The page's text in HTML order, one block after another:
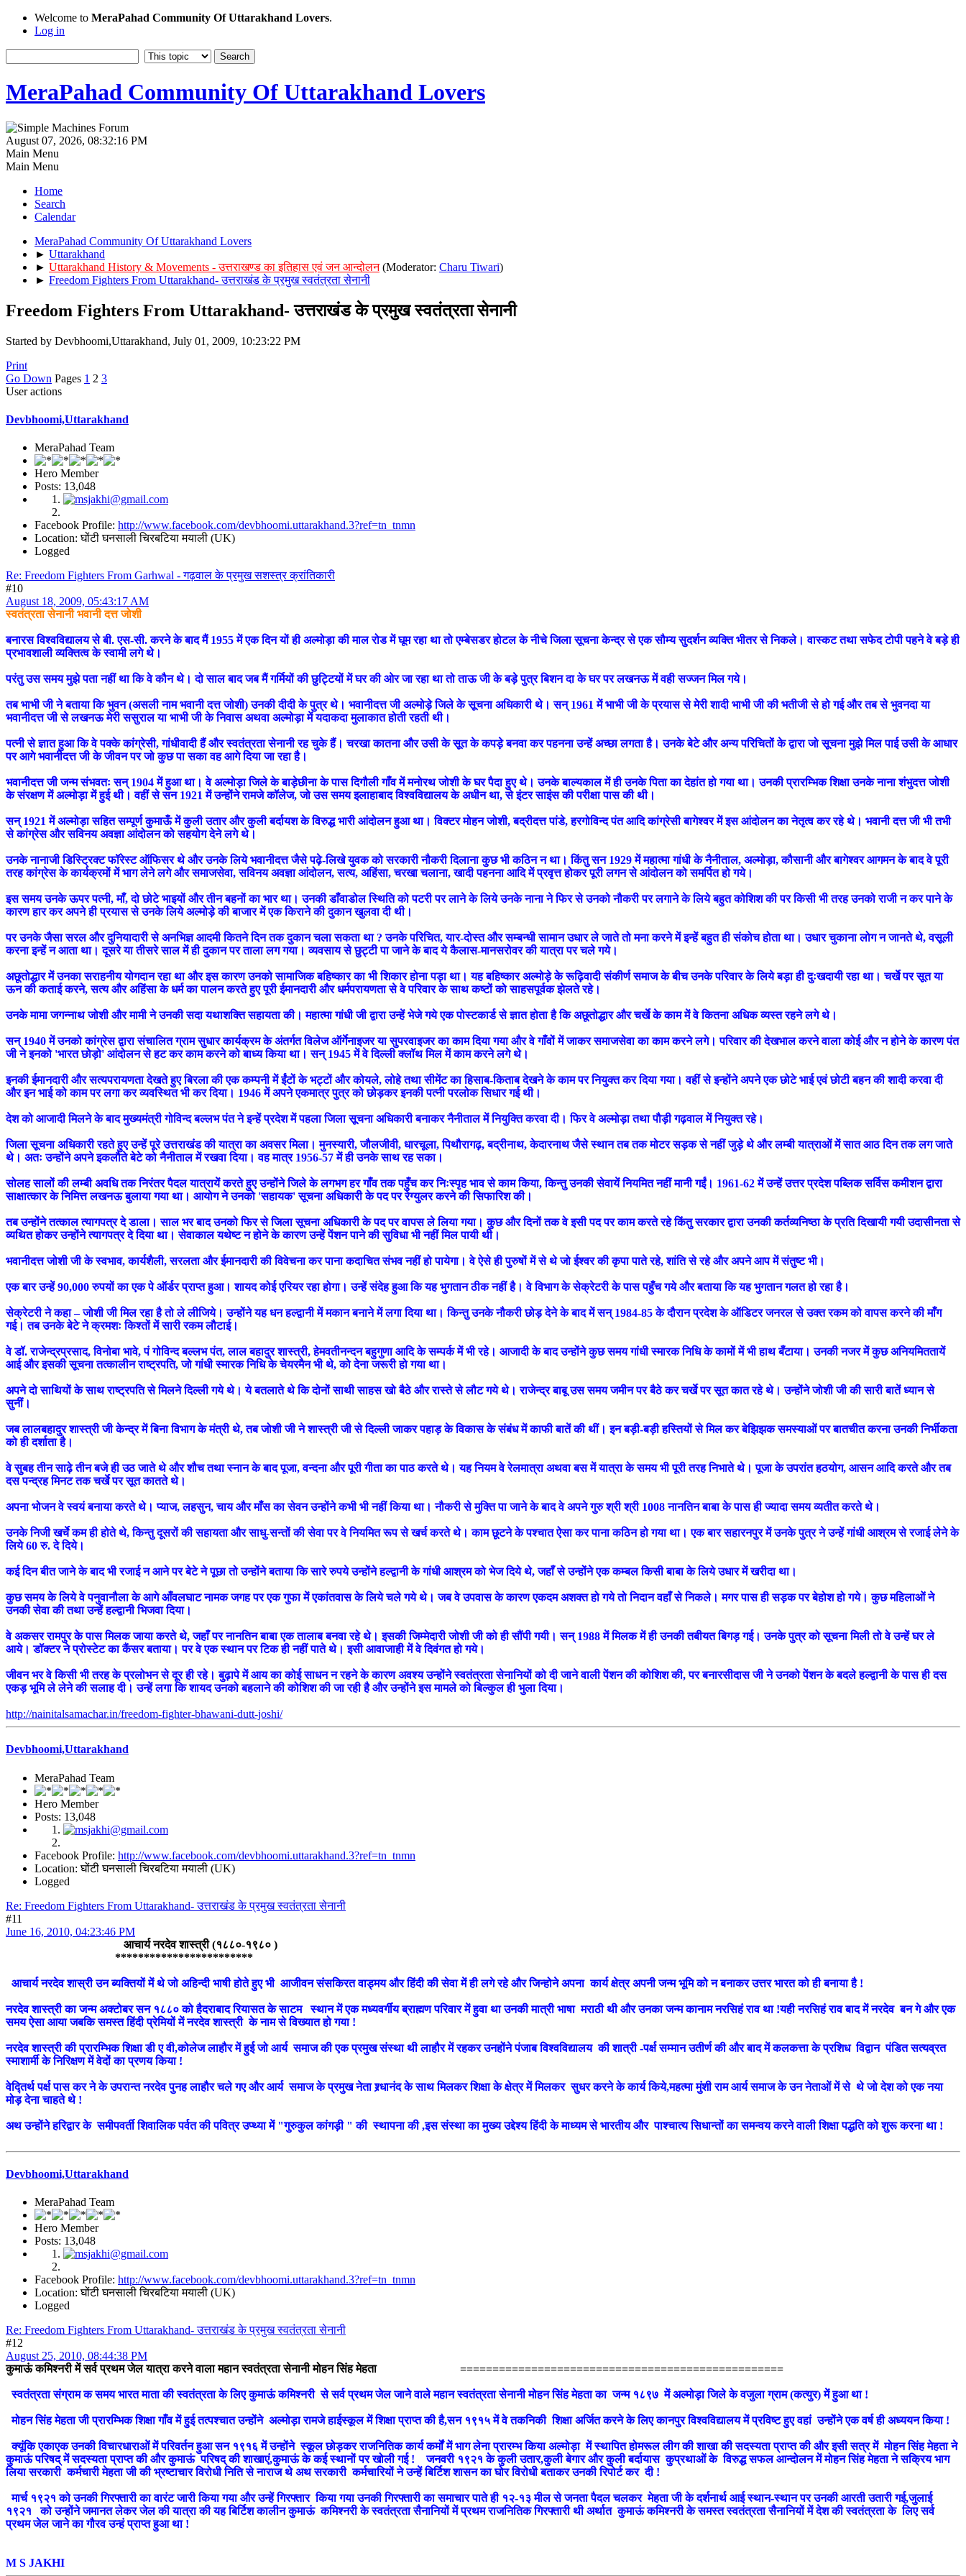
Welcome to MeraPahad Community Of Uttarakhand Lovers.
Log in
MeraPahad Community Of Uttarakhand Lovers
August 07, 2026, 08:32:16 PM
Main Menu
Main Menu
Home
Search
Calendar
MeraPahad Community Of Uttarakhand Lovers
► Uttarakhand
► Uttarakhand History & Movements - उत्तराखण्ड का इतिहास एवं जन आन्दोलन (Moderator: Charu Tiwari)
► Freedom Fighters From Uttarakhand- उत्तराखंड के प्रमुख स्वतंत्रता सेनानी
Freedom Fighters From Uttarakhand- उत्तराखंड के प्रमुख स्वतंत्रता सेनानी
Started by Devbhoomi,Uttarakhand, July 01, 2009, 10:23:22 PM
Print
Go Down Pages 1 2 3
User actions
Devbhoomi,Uttarakhand
MeraPahad Team
Hero Member
Posts: 13,048
Facebook Profile: http://www.facebook.com/devbhoomi.uttarakhand.3?ref=tn_tnmn
Location: घोंटी घनसाली चिरबटिया मयाली (UK)
Logged
Re: Freedom Fighters From Garhwal - गढ़वाल के प्रमुख सशस्त्र क्रांतिकारी
#10
August 18, 2009, 05:43:17 AM
स्वतंत्रता सेनानी भवानी दत्त जोशी
बनारस विश्वविद्यालय से बी. एस-सी. करने के बाद मैं 1955 में एक दिन यों ही अल्मोड़ा की माल रोड में घूम रहा था तो एम्बेसडर होटल के नीचे जिला सूचना केन्द्र से एक सौम्य सुदर्शन व्यक्ति भीतर से निकले। वास्कट तथा सफेद टोपी पहने वे बड़े ही
प्रभावशाली व्यक्तित्व के स्वामी लगे थे।
परंतु उस समय मुझे पता नहीं था कि वे कौन थे। दो साल बाद जब मैं गर्मियों की छुट्टियों में घर की ओर जा रहा था तो ताऊ जी के बड़े पुत्र बिशन दा के घर पर लखनऊ में वही सज्जन मिल गये।
तब भाभी जी ने बताया कि भुवन (असली नाम भवानी दत्त जोशी) उनकी दीदी के पुत्र थे। भवानीदत्त जी अल्मोड़े जिले के सूचना अधिकारी थे। सन् 1961 में भाभी जी के प्रयास से मेरी शादी भाभी जी की भतीजी से हो गई और तब से भुवनदा या
भवानीदत्त जी से लखनऊ मेरी ससुराल या भाभी जी के निवास अथवा अल्मोड़ा में यदाकदा मुलाकात होती रहती थी।
पत्नी से ज्ञात हुआ कि वे पक्के कांग्रेसी, गांधीवादी हैं और स्वतंत्रता सेनानी रह चुके हैं। चरखा कातना और उसी के सूत के कपड़े बनवा कर पहनना उन्हें अच्छा लगता है। उनके बेटे और अन्य परिचितों के द्वारा जो सूचना मुझे मिल पाई उसी के आधार
पर आगे भवानीदत्त जी के जीवन पर जो कुछ पा सका वह आगे दिया जा रहा है।
भवानीदत्त जी जन्म संभवतः सन् 1904 में हुआ था। वे अल्मोड़ा जिले के बाड़ेछीना के पास दिगौली गाँव में मनोरथ जोशी के घर पैदा हुए थे। उनके बाल्यकाल में ही उनके पिता का देहांत हो गया था। उनकी प्रारम्भिक शिक्षा उनके नाना शंभुदत्त जोशी
के संरक्षण में अल्मोड़ा में हुई थी। वहीं से सन 1921 में उन्होंने रामजे कॉलेज, जो उस समय इलाहाबाद विश्वविद्यालय के अधीन था, से इंटर साइंस की परीक्षा पास की थी।
सन् 1921 में अल्मोड़ा सहित सम्पूर्ण कुमाऊँ में कुली उतार और कुली बर्दायश के विरुद्ध भारी आंदोलन हुआ था। विक्टर मोहन जोशी, बद्रीदत्त पांडे, हरगोविन्द पंत आदि कांग्रेसी बागेश्वर में इस आंदोलन का नेतृत्व कर रहे थे। भवानी दत्त जी भी तभी
से कांग्रेस और सविनय अवज्ञा आंदोलन को सहयोग देने लगे थे।
उनके नानाजी डिस्ट्रिक्ट फॉरेस्ट ऑफिसर थे और उनके लिये भवानीदत्त जैसे पढ़े-लिखे युवक को सरकारी नौकरी दिलाना कुछ भी कठिन न था। किंतु सन 1929 में महात्मा गांधी के नैनीताल, अल्मोड़ा, कौसानी और बागेश्वर आगमन के बाद वे पूरी
तरह कांग्रेस के कार्यक्रमों में भाग लेने लगे और समाजसेवा, सविनय अवज्ञा आंदोलन, सत्य, अहिंसा, चरखा चलाना, खादी पहनना आदि में प्रवृत्त होकर पूरी लगन से आंदोलन को समर्पित हो गये।
इस समय उनके ऊपर पत्नी, माँ, दो छोटे भाइयों और तीन बहनों का भार था। उनकी डाँवाडोल स्थिति को पटरी पर लाने के लिये उनके नाना ने फिर से उनको नौकरी पर लगाने के लिये बहुत कोशिश की पर किसी भी तरह उनको राजी न कर पाने के
कारण हार कर अपने ही प्रयास से उनके लिये अल्मोड़े की बाजार में एक किराने की दुकान खुलवा दी थी।
पर उनके जैसा सरल और दुनियादारी से अनभिज्ञ आदमी कितने दिन तक दुकान चला सकता था ? उनके परिचित, यार-दोस्त और सम्बन्धी सामान उधार ले जाते तो मना करने में इन्हें बहुत ही संकोच होता था। उधार चुकाना लोग न जानते थे, वसूली
करना इन्हें न आता था। दूसरे या तीसरे साल में ही दुकान पर ताला लग गया। व्यवसाय से छुट्टी पा जाने के बाद ये कैलास-मानसरोवर की यात्रा पर चले गये।
अछूतोद्धार में उनका सराहनीय योगदान रहा था और इस कारण उनको सामाजिक बहिष्कार का भी शिकार होना पड़ा था। यह बहिष्कार अल्मोड़े के रूढ़िवादी संकीर्ण समाज के बीच उनके परिवार के लिये बड़ा ही दुःखदायी रहा था। चर्खे पर सूत या
ऊन की कताई करने, सत्य और अहिंसा के धर्म का पालन करते हुए पूरी ईमानदारी और धर्मपरायणता से वे परिवार के साथ कष्टों को साहसपूर्वक झेलते रहे।
उनके मामा जगन्नाथ जोशी और मामी ने उनकी सदा यथाशक्ति सहायता की। महात्मा गांधी जी द्वारा उन्हें भेजे गये एक पोस्टकार्ड से ज्ञात होता है कि अछूतोद्धार और चर्खे के काम में वे कितना अधिक व्यस्त रहने लगे थे।
सन् 1940 में उनको कांग्रेस द्वारा संचालित ग्राम सुधार कार्यक्रम के अंतर्गत विलेज ऑर्गेनाइजर या सुपरवाइजर का काम दिया गया और वे गाँवों में जाकर समाजसेवा का काम करने लगे। परिवार की देखभाल करने वाला कोई और न होने के कारण पंत
जी ने इनको 'भारत छोड़ो' आंदोलन से हट कर काम करने को बाध्य किया था। सन् 1945 में वे दिल्ली क्लॉथ मिल में काम करने लगे थे।
इनकी ईमानदारी और सत्यपरायणता देखते हुए बिरला की एक कम्पनी में ईंटों के भट्टों और कोयले, लोहे तथा सीमेंट का हिसाब-किताब देखने के काम पर नियुक्त कर दिया गया। वहीं से इन्होंने अपने एक छोटे भाई एवं छोटी बहन की शादी करवा दी
और इन भाई को काम पर लगा कर व्यवस्थित भी कर दिया। 1946 में अपने एकमात्र पुत्र को छोड़कर इनकी पत्नी परलोक सिधार गई थी।
देश को आजादी मिलने के बाद मुख्यमंत्री गोविन्द बल्लभ पंत ने इन्हें प्रदेश में पहला जिला सूचना अधिकारी बनाकर नैनीताल में नियुक्ति करवा दी। फिर वे अल्मोड़ा तथा पौड़ी गढ़वाल में नियुक्त रहे।
जिला सूचना अधिकारी रहते हुए उन्हें पूरे उत्तराखंड की यात्रा का अवसर मिला। मुनस्यारी, जौलजीवी, धारचूला, पिथौरागढ़, बद्रीनाथ, केदारनाथ जैसे स्थान तब तक मोटर सड़क से नहीं जुड़े थे और लम्बी यात्राओं में सात आठ दिन तक लग जाते
थे। अतः उन्होंने अपने इकलौते बेटे को नैनीताल में रखवा दिया। वह मात्र 1956-57 में ही उनके साथ रह सका।
सोलह सालों की लम्बी अवधि तक निरंतर पैदल यात्रायें करते हुए उन्होंने जिले के लगभग हर गाँव तक पहुँच कर निःस्पृह भाव से काम किया, किन्तु उनकी सेवायें नियमित नहीं मानी गईं। 1961-62 में उन्हें उत्तर प्रदेश पब्लिक सर्विस कमीशन द्वारा
साक्षात्कार के निमित्त लखनऊ बुलाया गया था। आयोग ने उनको 'सहायक' सूचना अधिकारी के पद पर रेग्युलर करने की सिफारिश की।
तब उन्होंने तत्काल त्यागपत्र दे डाला। साल भर बाद उनको फिर से जिला सूचना अधिकारी के पद पर वापस ले लिया गया। कुछ और दिनों तक वे इसी पद पर काम करते रहे किंतु सरकार द्वारा उनकी कर्तव्यनिष्ठा के प्रति दिखायी गयी उदासीनता से
व्यथित होकर उन्होंने त्यागपत्र दे दिया था। सेवाकाल यथेष्ट न होने के कारण उन्हें पेंशन पाने की सुविधा भी नहीं मिल पायी थी।
भवानीदत्त जोशी जी के स्वभाव, कार्यशैली, सरलता और ईमानदारी की विवेचना कर पाना कदाचित संभव नहीं हो पायेगा। वे ऐसे ही पुरुषों में से थे जो ईश्वर की कृपा पाते रहे, शांति से रहे और अपने आप में संतुष्ट भी।
एक बार उन्हें 90,000 रुपयों का एक पे ऑर्डर प्राप्त हुआ। शायद कोई एरियर रहा होगा। उन्हें संदेह हुआ कि यह भुगतान ठीक नहीं है। वे विभाग के सेक्रेटरी के पास पहुँच गये और बताया कि यह भुगतान गलत हो रहा है।
सेक्रेटरी ने कहा – जोशी जी मिल रहा है तो ले लीजिये। उन्होंने यह धन हल्द्वानी में मकान बनाने में लगा दिया था। किन्तु उनके नौकरी छोड़ देने के बाद में सन् 1984-85 के दौरान प्रदेश के ऑडिटर जनरल से उक्त रकम को वापस करने की माँग
गई। तब उनके बेटे ने क्रमशः किश्तों में सारी रकम लौटाई।
वे डॉ. राजेन्द्रप्रसाद, विनोबा भावे, पं गोविन्द बल्लभ पंत, लाल बहादुर शास्त्री, हेमवतीनन्दन बहुगुणा आदि के सम्पर्क में भी रहे। आजादी के बाद उन्होंने कुछ समय गांधी स्मारक निधि के कामों में भी हाथ बँटाया। उनकी नजर में कुछ अनियमिततायें
आई और इसकी सूचना तत्कालीन राष्ट्रपति, जो गांधी स्मारक निधि के चेयरमैन भी थे, को देना जरूरी हो गया था।
अपने दो साथियों के साथ राष्ट्रपति से मिलने दिल्ली गये थे। ये बतलाते थे कि दोनों साथी साहस खो बैठे और रास्ते से लौट गये थे। राजेन्द्र बाबू उस समय जमीन पर बैठे कर चर्खे पर सूत कात रहे थे। उन्होंने जोशी जी की सारी बातें ध्यान से
सुनीं।
जब लालबहादुर शास्त्री जी केन्द्र में बिना विभाग के मंत्री थे, तब जोशी जी ने शास्त्री जी से दिल्ली जाकर पहाड़ के विकास के संबंध में काफी बातें की थीं। इन बड़ी-बड़ी हस्तियों से मिल कर बेझिझक समस्याओं पर बातचीत करना उनकी निर्भीकता
को ही दर्शाता है।
वे सुबह तीन साढ़े तीन बजे ही उठ जाते थे और शौच तथा स्नान के बाद पूजा, वन्दना और पूरी गीता का पाठ करते थे। यह नियम वे रेलमात्रा अथवा बस में यात्रा के समय भी पूरी तरह निभाते थे। पूजा के उपरांत हठयोग, आसन आदि करते और तब
दस पन्द्रह मिनट तक चर्खे पर सूत कातते थे।
अपना भोजन वे स्वयं बनाया करते थे। प्याज, लहसुन, चाय और माँस का सेवन उन्होंने कभी भी नहीं किया था। नौकरी से मुक्ति पा जाने के बाद वे अपने गुरु श्री श्री 1008 नानतिन बाबा के पास ही ज्यादा समय व्यतीत करते थे।
उनके निजी खर्चे कम ही होते थे, किन्तु दूसरों की सहायता और साधु-सन्तों की सेवा पर वे नियमित रूप से खर्च करते थे। काम छूटने के पश्चात ऐसा कर पाना कठिन हो गया था। एक बार सहारनपुर में उनके पुत्र ने उन्हें गांधी आश्रम से रजाई लेने के
लिये 60 रु. दे दिये।
कई दिन बीत जाने के बाद भी रजाई न आने पर बेटे ने पूछा तो उन्होंने बताया कि सारे रुपये उन्होंने हल्द्वानी के गांधी आश्रम को भेज दिये थे, जहाँ से उन्होंने एक कम्बल किसी बाबा के लिये उधार में खरीदा था।
कुछ समय के लिये वे पनुवानौला के आगे आँवलघाट नामक जगह पर एक गुफा में एकांतवास के लिये चले गये थे। जब वे उपवास के कारण एकदम अशक्त हो गये तो निदान वहाँ से निकले। मगर पास ही सड़क पर बेहोश हो गये। कुछ महिलाओं ने
उनकी सेवा की तथा उन्हें हल्द्वानी भिजवा दिया।
वे अकसर रामपुर के पास मिलक जाया करते थे, जहाँ पर नानतिन बाबा एक तालाब बनवा रहे थे। इसकी जिम्मेदारी जोशी जी को ही सौंपी गयी। सन् 1988 में मिलक में ही उनकी तबीयत बिगड़ गई। उनके पुत्र को सूचना मिली तो वे उन्हें घर ले
आये। डॉक्टर ने प्रोस्टेट का कैंसर बताया। पर वे एक स्थान पर टिक ही नहीं पाते थे। इसी आवाजाही में वे दिवंगत हो गये।
जीवन भर वे किसी भी तरह के प्रलोभन से दूर ही रहे। बुढ़ापे में आय का कोई साधन न रहने के कारण अवश्य उन्होंने स्वतंत्रता सेनानियों को दी जाने वाली पेंशन की कोशिश की, पर बनारसीदास जी ने उनको पेंशन के बदले हल्द्वानी के पास ही दस
एकड़ भूमि ले लेने की सलाह दी। उन्हें लगा कि शायद उनको बहलाने की कोशिश की जा रही है और उन्होंने इस मामले को बिल्कुल ही भुला दिया।
http://nainitalsamachar.in/freedom-fighter-bhawani-dutt-joshi/
Devbhoomi,Uttarakhand
MeraPahad Team
Hero Member
Posts: 13,048
Facebook Profile: http://www.facebook.com/devbhoomi.uttarakhand.3?ref=tn_tnmn
Location: घोंटी घनसाली चिरबटिया मयाली (UK)
Logged
Re: Freedom Fighters From Uttarakhand- उत्तराखंड के प्रमुख स्वतंत्रता सेनानी
#11
June 16, 2010, 04:23:46 PM
आचार्य नरदेव शास्त्री (१८८०-१९८० )
************************
आचार्य नरदेव शास्री उन ब्यक्तियों में थे जो अहिन्दी भाषी होते हुए भी आजीवन संसकिरत वाड्मय और हिंदी की सेवा में ही लगे रहे और जिन्होने अपना कार्य क्षेत्र अपनी जन्म भूमि को न बनाकर उत्तर भारत को ही बनाया है !
नरदेव शास्त्री का जन्म अक्टोबर सन १८८० को हैदराबाद रियासत के साटम स्थान में एक मध्यवर्गीय ब्राह्मण परिवार में हुवा था उनकी मात्री भाषा मराठी थी और उनका जन्म कानाम नरसिहं राव था !यही नरसिहं राव बाद में नरदेव बन गे और एक
समय ऐसा आया जबकि समस्त हिंदी प्रेमियों में नरदेव शास्त्री के नाम से विख्यात हो गया !
नरदेव शास्त्री की प्रारम्भिक शिक्षा डी ए वी,कोलेज लाहौर में हुई जो आर्य समाज की एक प्रमुख संस्था थी लाहौर में रहकर उनहोंने पंजाब विश्वविद्यालय की शात्री -पर्क्ष सम्मान उतीर्ण की और बाद में कलकत्ता के प्रशिध विद्वान पंडित सत्यव्रत
स्माशार्मी के निरिक्षण में वेदों का प्रणय किया !
वेद्तिर्थ पर्क्ष पास कर ने के उपरान्त नरदेव पुनह लाहौर चले गए और आर्य समाज के प्रमुख नेता श्र्धानंद के साथ मिलकर शिक्षा के क्षेत्र में मिलकर सुधर करने के कार्य किये,महत्मा मुंशी राम आर्य समाज के उन नेताओं में से थे जो देश को एक नया
मोड़ देना चाहते थे !
अथ उन्होंने हरिद्वार के समीपवर्ती शिवालिक पर्वत की पवित्र उप्थ्या में "गुरुकुल कांगड़ी " की स्थापना की ,इस संस्था का मुख्य उद्देश्य हिंदी के माध्यम से भारतीय और पाश्चात्य सिधान्तों का समन्वय करने वाली शिक्षा पद्धति को शुरू करना था !
Devbhoomi,Uttarakhand
MeraPahad Team
Hero Member
Posts: 13,048
Facebook Profile: http://www.facebook.com/devbhoomi.uttarakhand.3?ref=tn_tnmn
Location: घोंटी घनसाली चिरबटिया मयाली (UK)
Logged
Re: Freedom Fighters From Uttarakhand- उत्तराखंड के प्रमुख स्वतंत्रता सेनानी
#12
August 25, 2010, 08:44:38 PM
कुमाऊं कमिश्नरी में सर्व प्रथम जेल यात्रा करने वाला महान स्वतंत्रता सेनानी मोहन सिंह मेहता
==================================================
स्वतंत्रता संग्राम क समय भारत माता की स्वतंत्रता के लिए कुमाऊं कमिश्नरी से सर्व प्रथम जेल जाने वाले महान स्वतंत्रता सेनानी मोहन सिंह मेहता का जन्म १८९७ में अल्मोड़ा जिले के वजुला ग्राम (कत्युर) में हुआ था !
मोहन सिंह मेहता जी प्रारम्भिक शिक्षा गाँव में हुई तत्पश्चात उन्होंने अल्मोड़ा रामजे हाईस्कूल में शिक्षा प्राप्त की है,सन १९१५ में वे तकनिकी शिक्षा अर्जित करने के लिए कानपुर विश्वविद्यालय में प्रविष्ट हुए वहां उन्होंने एक वर्ष ही अध्ययन किया !
क्यूंकि एकाएक उनकी विचारधाराओं में परिवर्तन हुआ सन १९१६ में उन्होंने स्कूल छोड़कर राजनितिक कार्य कर्मों में भाग लेना प्रारम्भ किया अल्मोड़ा में स्थापित होमरूल लीग की शाखा की सदस्यता प्राप्त की और इसी सत्र में मोहन सिंह मेहता ने
कुमाऊं परिषद् में सदस्यता प्राप्त की और कुमाऊं परिषद् की शाखाएं,कुमाऊं के कई स्थानों पर खोली गई ! जनवरी १९२१ के कुली उतार,कुली बेगार और कुली बर्दायास कुप्रथाओं के विरुद्ध सफल आन्दोलन में मोहन सिंह मेहता ने सक्रिय भाग
लिया सरकारी कर्मचारी मेहता जी की भ्रष्टाचार विरोधी निति से नाराज थे अथ सरकारी कर्मचारियों ने उन्हें बिर्टिश शासन का घोर विरोधी बताकर उनकी रिपोर्ट कर दी !
मार्च १९२१ को उनकी गिरफ्तारी का वारंट जारी किया गया और उन्हें गिरफ्तार किया गया उनकी गिरफ्तारी का समाचार पाते ही १२-१३ मील से जनता पैदल चलकर मेहता जी के दर्शनार्थ आई स्थान-स्थान पर उनकी आरती उतारी गई,जुलाई
१९२१ को उन्होंने जमानत लेकर जेल की यात्रा की यह बिर्टिश कालीन कुमाऊं कमिश्नरी के स्वतंत्रता सैनानियों में प्रथम राजनितिक गिरफ्तारी थी अर्थात कुमाऊं कमिश्नरी के समस्त स्वतंत्रता सैनानियों में देश की स्वतंत्रता के लिए सर्व
प्रथम जेल जाने का गौरव उन्हं प्राप्त हुआ था !
M S JAKHI